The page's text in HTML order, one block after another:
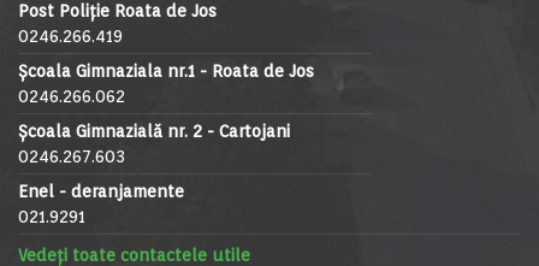
Post Poliție Roata de Jos
0246.266.419
Școala Gimnaziala nr.1 - Roata de Jos
0246.266.062
Școala Gimnazială nr. 2 - Cartojani
0246.267.603
Enel - deranjamente
021.9291
Vedeți toate contactele utile